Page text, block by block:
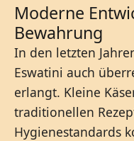
Moderne
Bewahrung
In den letzten
Eswatini auch
erlangt. Kleine
traditionellen
Hygienestandards